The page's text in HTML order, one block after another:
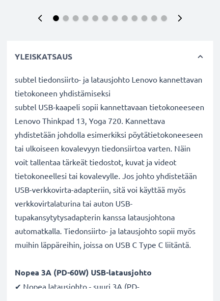
YLEISKATSAUS
subtel tiedonsiirto- ja latausjohto Lenovo kannettavan
tietokoneen yhdistämiseksi
subtel USB-kaapeli sopii kannettavaan tietokoneeseen
Lenovo Thinkpad 13, Yoga 720. Kannettava
yhdistetään johdolla esimerkiksi pöytätietokoneeseen
tai ulkoiseen kovalevyyn tiedonsiirtoa varten. Näin
voit tallentaa tärkeät tiedostot, kuvat ja videot
tietokoneellesi tai kovalevylle. Jos johto yhdistetään
USB-verkkovirta-adapteriin, sitä voi käyttää myös
verkkovirtalaturina tai auton USB-
tupakansytytysadapterin kanssa latausjohtona
automatkalla. Tiedonsiirto- ja latausjohto sopii myös
muihin läppäreihin, joissa on USB C Type C liitäntä.
Nopea 3A (PD-60W) USB-latausjohto
✔ Nopea latausjohto - suuri 3A (PD-